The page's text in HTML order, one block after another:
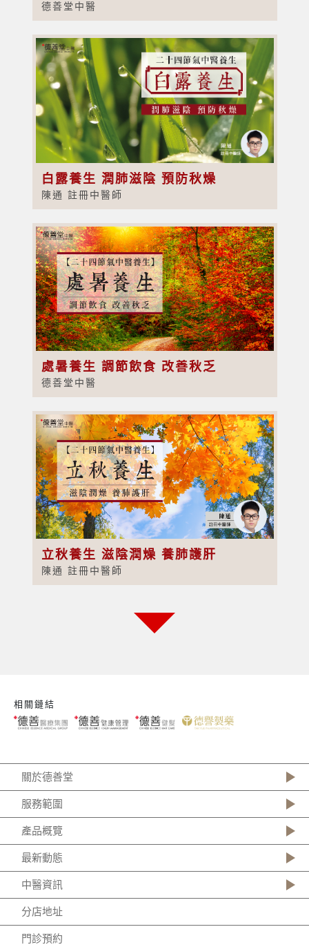
德善堂中醫
白露養生 潤肺滋陰 預防秋燥
陳通 註冊中醫師
處暑養生 調節飲食 改善秋乏
德善堂中醫
立秋養生 滋陰潤燥 養肺護肝
陳通 註冊中醫師
相關鏈結
關於德善堂
服務範圍
產品概覽
最新動態
中醫資訊
分店地址
門診預約